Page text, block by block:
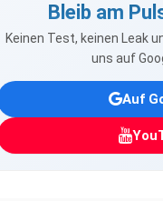
Bleib am
Keinen Test, keinen Leak
uns auf
Auf